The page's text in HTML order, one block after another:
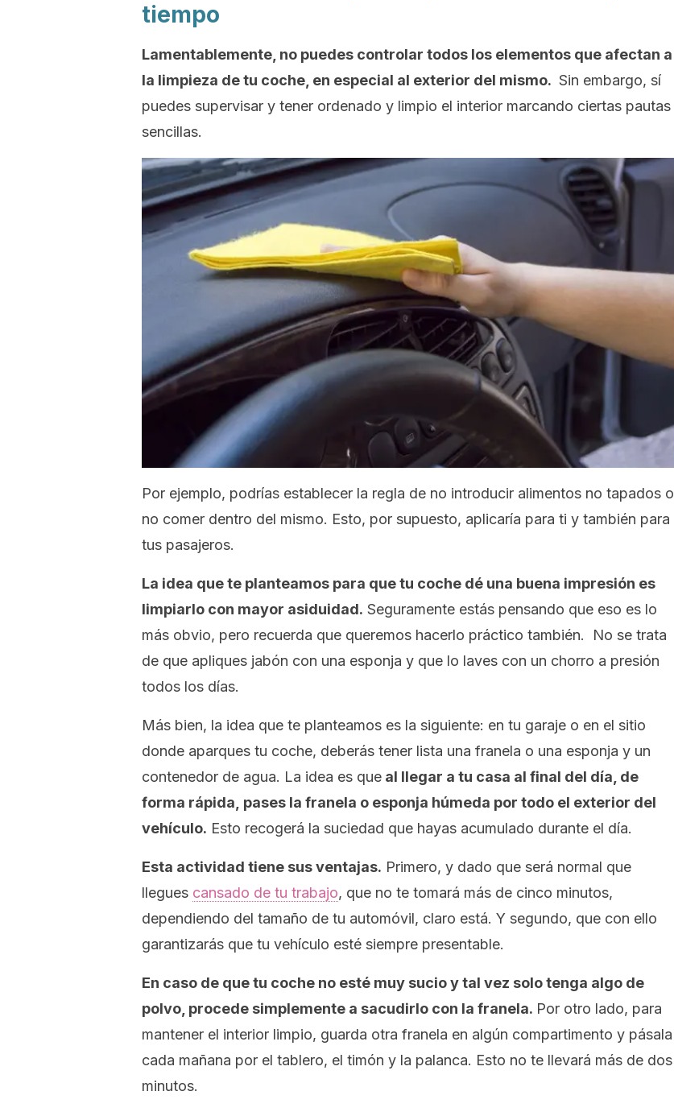
tiempo
Lamentablemente, no puedes controlar todos los elementos que afectan a
la limpieza de tu coche, en especial al exterior del mismo. Sin embargo, sí
puedes supervisar y tener ordenado y limpio el interior marcando ciertas pautas
sencillas.
Por ejemplo, podrías establecer la regla de no introducir alimentos no tapados o
no comer dentro del mismo. Esto, por supuesto, aplicaría para ti y también para
tus pasajeros.
La idea que te planteamos para que tu coche dé una buena impresión es
limpiarlo con mayor asiduidad. Seguramente estás pensando que eso es lo
más obvio, pero recuerda que queremos hacerlo práctico también. No se trata
de que apliques jabón con una esponja y que lo laves con un chorro a presión
todos los días.
Más bien, la idea que te planteamos es la siguiente: en tu garaje o en el sitio
donde aparques tu coche, deberás tener lista una franela o una esponja y un
contenedor de agua. La idea es que al llegar a tu casa al final del día, de
forma rápida, pases la franela o esponja húmeda por todo el exterior del
vehículo. Esto recogerá la suciedad que hayas acumulado durante el día.
Esta actividad tiene sus ventajas. Primero, y dado que será normal que
llegues cansado de tu trabajo, que no te tomará más de cinco minutos,
dependiendo del tamaño de tu automóvil, claro está. Y segundo, que con ello
garantizarás que tu vehículo esté siempre presentable.
En caso de que tu coche no esté muy sucio y tal vez solo tenga algo de
polvo, procede simplemente a sacudirlo con la franela. Por otro lado, para
mantener el interior limpio, guarda otra franela en algún compartimento y pásala
cada mañana por el tablero, el timón y la palanca. Esto no te llevará más de dos
minutos.